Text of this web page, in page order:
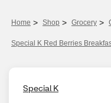
Home > Shop > Grocery >
Special K Red Berries
Special K